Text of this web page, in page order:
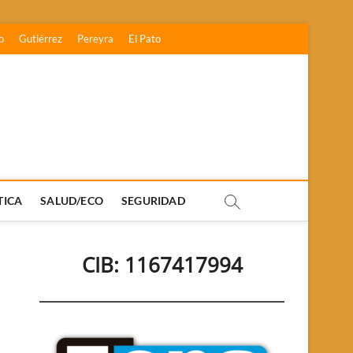
Gutiérrez Pereyra El Pato
SALUD/ECO SEGURIDAD
CIB: 1167417994